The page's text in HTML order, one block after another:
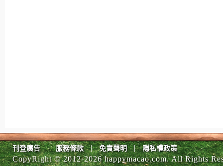
刊登廣告 | 服務條款 | 免責聲明 | 隱私權政策
CopyRight © 2012-2026 happymacao.com. All Rights